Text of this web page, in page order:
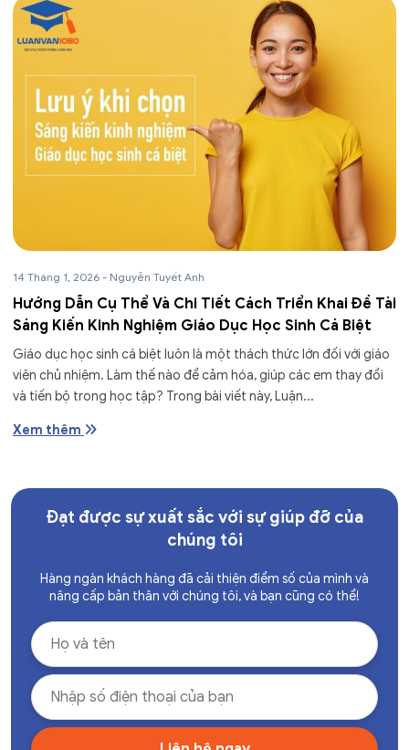
14 Tháng 1, 2026 - Nguyễn Tuyết Anh
Hướng Dẫn Cụ Thể Và Chi Tiết Cách Triển Khai Đề Tài
Sáng Kiến Kinh Nghiệm Giáo Dục Học Sinh Cá Biệt
Giáo dục học sinh cá biệt luôn là một thách thức lớn đối với giáo
viên chủ nhiệm. Làm thế nào để cảm hóa, giúp các em thay đổi
và tiến bộ trong học tập? Trong bài viết này, Luận...
Xem thêm
Đạt được sự xuất sắc với sự giúp đỡ của
chúng tôi
Hàng ngàn khách hàng đã cải thiện điểm số của mình và
nâng cấp bản thân với chúng tôi, và bạn cũng có thể!